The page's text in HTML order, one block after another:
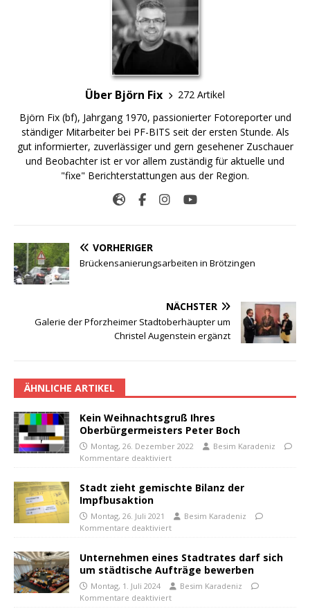
Über Björn Fix
272 Artikel
Björn Fix (bf), Jahrgang 1970, passionierter Fotoreporter und
ständiger Mitarbeiter bei PF-BITS seit der ersten Stunde. Als
gut informierter, zuverlässiger und gern gesehener Zuschauer
und Beobachter ist er vor allem zuständig für aktuelle und
"fixe" Berichterstattungen aus der Region.
VORHERIGER
Brückensanierungsarbeiten in Brötzingen
NÄCHSTER
Galerie der Pforzheimer Stadtoberhäupter um
Christel Augenstein ergänzt
ÄHNLICHE ARTIKEL
Kein Weihnachtsgruß Ihres
Oberbürgermeisters Peter Boch
Montag, 26. Dezember 2022
Besim Karadeniz
Kommentare deaktiviert
Stadt zieht gemischte Bilanz der
Impfbusaktion
Montag, 26. Juli 2021
Besim Karadeniz
Kommentare deaktiviert
Unternehmen eines Stadtrates darf sich
um städtische Aufträge bewerben
Montag, 1. Juli 2024
Besim Karadeniz
Kommentare deaktiviert